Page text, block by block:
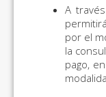
A
por el
la
pago,